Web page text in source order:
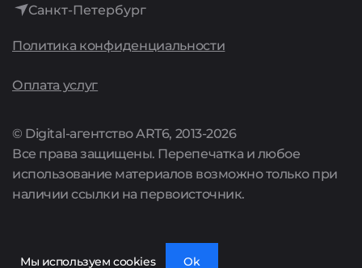
Санкт-Петербург
Политика конфиденциальности
Оплата услуг
© Digital-агентство ART6, 2013-2026
Все права защищены. Перепечатка и любое
использование материалов возможно только при
наличии ссылки на первоисточник.
Аренда сайтов
Поддержка сайтов
Комплексные предложения
Акции
Цены
Полный список услуг
Культура
Карьера
Мы используем cookies Ok